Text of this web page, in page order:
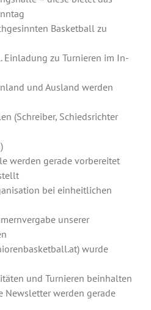
Basketball zu
zu Turnieren im In-
und Ausland werden
(Schreiber, Schiedsrichter
werden gerade vorbereitet
bei einheitlichen
unserer
wurde
und Turnieren beinhalten
Newsletter werden gerade